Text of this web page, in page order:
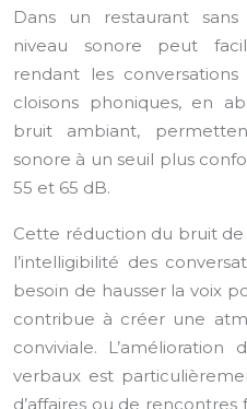
Dans un restaurant
niveau sonore peut
rendant les
cloisons phoniques, en
bruit ambiant,
sonore à un seuil plus
55 et 65 dB.
Cette réduction du bruit
l’intelligibilité des
besoin de hausser la voix
contribue à créer une
conviviale.
verbaux est
d’affaires ou de